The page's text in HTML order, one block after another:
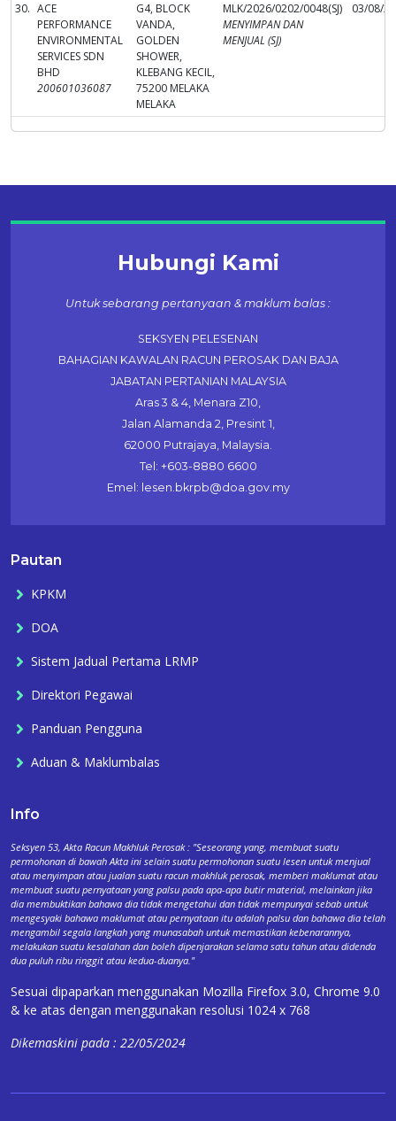
30. ACE
PERFORMANCE
ENVIRONMENTAL
SERVICES SDN
BHD
200601036087
G4, BLOCK
VANDA,
GOLDEN
SHOWER,
KLEBANG KECIL,
75200 MELAKA
MELAKA
MLK/2026/0202/0048(SJ)
MENYIMPAN DAN
MENJUAL (SJ)
03/08/
Hubungi Kami
Untuk sebarang pertanyaan & maklum balas :
SEKSYEN PELESENAN
BAHAGIAN KAWALAN RACUN PEROSAK DAN BAJA
JABATAN PERTANIAN MALAYSIA
Aras 3 & 4, Menara Z10,
Jalan Alamanda 2, Presint 1,
62000 Putrajaya, Malaysia.
Tel: +603-8880 6600
Emel: lesen.bkrpb@doa.gov.my
Pautan
KPKM
DOA
Sistem Jadual Pertama LRMP
Direktori Pegawai
Panduan Pengguna
Aduan & Maklumbalas
Info
Seksyen 53, Akta Racun Makhluk Perosak : "Seseorang yang, membuat suatu
permohonan di bawah Akta ini selain suatu permohonan suatu lesen untuk menjual
atau menyimpan atau jualan suatu racun makhluk perosak, memberi maklumat atau
membuat suatu pernyataan yang palsu pada apa-apa butir material, melainkan jika
dia membuktikan bahawa dia tidak mengetahui dan tidak mempunyai sebab untuk
mengesyaki bahawa maklumat atau pernyataan itu adalah palsu dan bahawa dia telah
mengambil segala langkah yang munasabah untuk memastikan kebenarannya,
melakukan suatu kesalahan dan boleh dipenjarakan selama satu tahun atau didenda
dua puluh ribu ringgit atau kedua-duanya."
Sesuai dipaparkan menggunakan Mozilla Firefox 3.0, Chrome 9.0
& ke atas dengan menggunakan resolusi 1024 x 768
Dikemaskini pada : 22/05/2024